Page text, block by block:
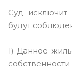
Суд исключит
будут
1) Данное
собственности